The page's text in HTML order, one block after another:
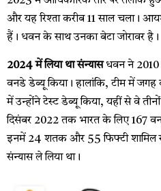
और यह रिश्ता करीब 11 साल चला।
हैं। धवन के साथ उनका बेटा जोरावर है।
2024 में लिया था संन्यासधवन ने 2010
वनडे डेब्यू किया। हालांकि, टीम में
में उन्होंने टेस्ट डेब्यू किया, यहीं से वे
दिसंबर 2022 तक भारत के लिए 167
इनमें 24 शतक और 55 फिफ्टी शामिल
संन्यास ले लिया था।